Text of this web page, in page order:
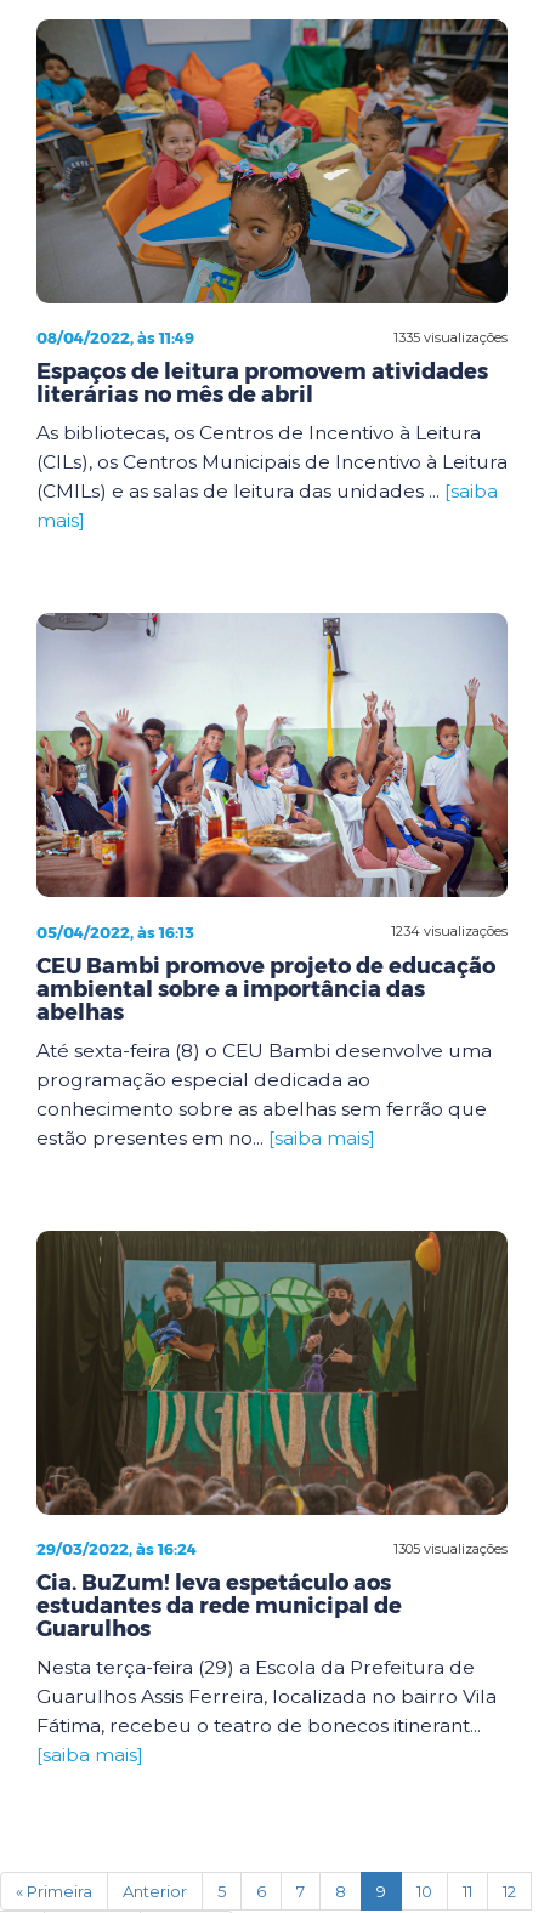
1335 visualizações
08/04/2022, às 11:49
Espaços de leitura promovem atividades
literárias no mês de abril
As bibliotecas, os Centros de Incentivo à Leitura
(CILs), os Centros Municipais de Incentivo à Leitura
(CMILs) e as salas de leitura das unidades ... [saiba
mais]
1234 visualizações
05/04/2022, às 16:13
CEU Bambi promove projeto de educação
ambiental sobre a importância das
abelhas
Até sexta-feira (8) o CEU Bambi desenvolve uma
programação especial dedicada ao
conhecimento sobre as abelhas sem ferrão que
estão presentes em no... [saiba mais]
1305 visualizações
29/03/2022, às 16:24
Cia. BuZum! leva espetáculo aos
estudantes da rede municipal de
Guarulhos
Nesta terça-feira (29) a Escola da Prefeitura de
Guarulhos Assis Ferreira, localizada no bairro Vila
Fátima, recebeu o teatro de bonecos itinerant...
[saiba mais]
« Primeira Anterior 5 6 7 8 9 (current)
10 11
12